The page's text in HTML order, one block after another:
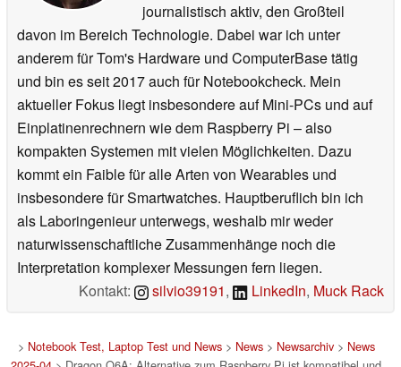
journalistisch aktiv, den Großteil
davon im Bereich Technologie. Dabei war ich unter
anderem für Tom's Hardware und ComputerBase tätig
und bin es seit 2017 auch für Notebookcheck. Mein
aktueller Fokus liegt insbesondere auf Mini-PCs und auf
Einplatinenrechnern wie dem Raspberry Pi – also
kompakten Systemen mit vielen Möglichkeiten. Dazu
kommt ein Faible für alle Arten von Wearables und
insbesondere für Smartwatches. Hauptberuflich bin ich
als Laboringenieur unterwegs, weshalb mir weder
naturwissenschaftliche Zusammenhänge noch die
Interpretation komplexer Messungen fern liegen.
Kontakt:
silvio39191, LinkedIn, Muck Rack
> Notebook Test, Laptop Test und News> News> Newsarchiv> News